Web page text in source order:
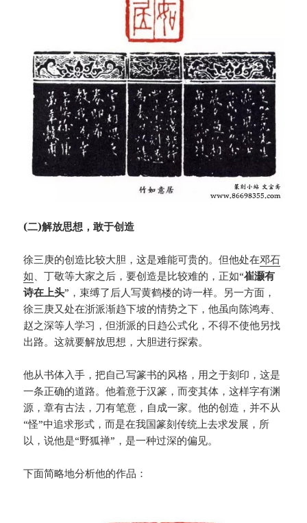
(二)解放思想，敢于创造
徐三庚的创造比较大胆，这是难能可贵的。但他处在邓石
如、丁敬等大家之后，要创造是比较难的，正如“崔灏有
诗在上头”，束缚了后人写黄鹤楼的诗一样。另一方面，
徐三庚又处在浙派渐趋下坡的情势之下，他虽向陈鸿寿、
赵之深等人学习，但浙派的日趋公式化，不得不使他另找
出路。这就要解放思想，大胆进行探索。
他从书体入手，把自己写篆书的风格，用之于刻印，这是
一条正确的道路。他着意于汉篆，而变其体，这样字有渊
源，章有古法，刀有笔意，自成一家。他的创造，并不从
“怪”中追求形式，而是在我国篆刻传统上去求发展，所
以，说他是“野狐禅”，是一种过深的偏见。
下面简略地分析他的作品：